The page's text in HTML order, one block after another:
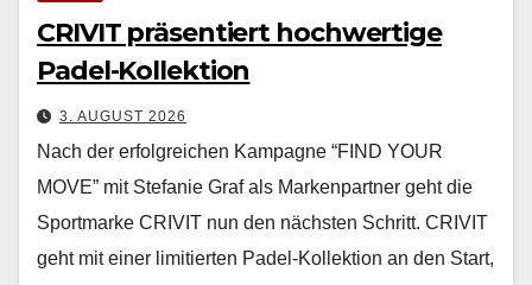
CRIVIT präsentiert hochwertige
Padel-Kollektion
3. AUGUST 2026
Nach der erfol­gre­ichen Kam­pagne “FIND YOUR
MOVE” mit Ste­fanie Graf als Marken­part­ner geht die
Sport­marke CRIVIT nun den näch­sten Schritt. CRIVIT
geht mit ein­er lim­i­tierten Padel-Kollek­tion an den Start,